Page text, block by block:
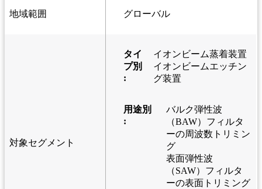
地域範囲 グローバル
対象セグメント
タイ
プ別
:
イオンビーム蒸着装置
イオンビームエッチン
グ装置
用途別
:
バルク弾性波
（BAW）フィルタ
ーの周波数トリミン
グ
表面弾性波
（SAW）フィルタ
ーの表面トリミング